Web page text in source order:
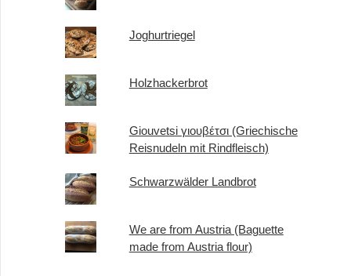
Joghurtriegel
Holzhackerbrot
Giouvetsi γιουβέτσι (Griechische
Reisnudeln mit Rindfleisch)
Schwarzwälder Landbrot
We are from Austria (Baguette
made from Austria flour)